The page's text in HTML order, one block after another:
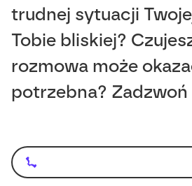
trudnej sytuacji
Tobie bliskiej?
rozmowa może
potrzebna? Zadzwoń